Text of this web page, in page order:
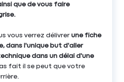
que de vous faire
vous verrez délivrer une fiche
dans l'unique but d'aller
dans un délai d'une
fait il se peut que votre